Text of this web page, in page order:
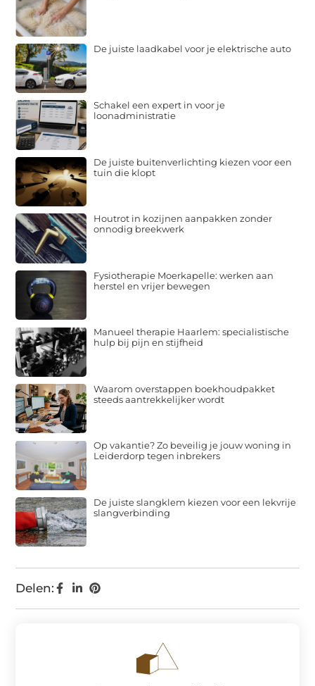
Delen:
De juiste laadkabel voor je elektrische auto
Schakel een expert in voor je
loonadministratie
De juiste buitenverlichting kiezen voor een
tuin die klopt
Houtrot in kozijnen aanpakken zonder
onnodig breekwerk
Fysiotherapie Moerkapelle: werken aan
herstel en vrijer bewegen
Manueel therapie Haarlem: specialistische
hulp bij pijn en stijfheid
Waarom overstappen boekhoudpakket
steeds aantrekkelijker wordt
Op vakantie? Zo beveilig je jouw woning in
Leiderdorp tegen inbrekers
De juiste slangklem kiezen voor een lekvrije
slangverbinding